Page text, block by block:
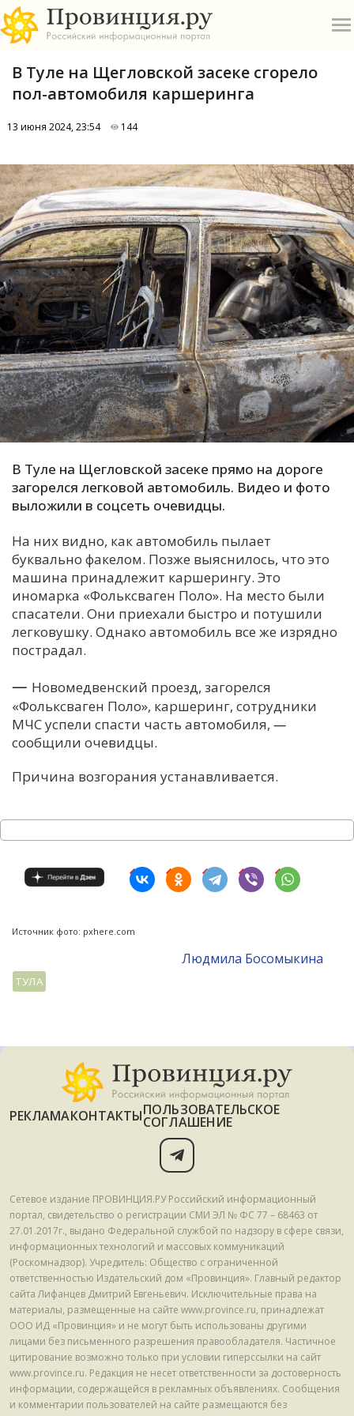
А
Б
В
Е
И
К
М
О
П
Р
С
Т
У
Х
Ч
В Туле на Щегловской засеке сгорело
пол-автомобиля каршеринга
13 июня 2024, 23:54 144
В Туле на Щегловской засеке прямо на дороге
загорелся легковой автомобиль. Видео и фото
выложили в соцсеть очевидцы.
На них видно, как автомобиль пылает
буквально факелом. Позже выяснилось, что это
машина принадлежит каршерингу. Это
иномарка «Фольксваген Поло». На место были
спасатели. Они приехали быстро и потушили
легковушку. Однако автомобиль все же изрядно
пострадал.
— Новомедвенский проезд, загорелся
«Фольксваген Поло», каршеринг, сотрудники
МЧС успели спасти часть автомобиля, —
сообщили очевидцы.
Причина возгорания устанавливается.
Источник фото: pxhere.com
Людмила Босомыкина
ТУЛА
РЕКЛАМАКОНТАКТЫПОЛЬЗОВАТЕЛЬСКОЕ
СОГЛАШЕНИЕ
Сетевое издание ПРОВИНЦИЯ.РУ Российский информационный
портал, свидетельство о регистрации СМИ ЭЛ № ФС 77 – 68463 от
27.01.2017г., выдано Федеральной службой по надзору в сфере связи,
информационных технологий и массовых коммуникаций
(Роскомнадзор). Учредитель: Общество с ограниченной
ответственностью Издательский дом «Провинция». Главный редактор
сайта Лифанцев Дмитрий Евгеньевич. Исключительные права на
материалы, размещенные на сайте www.province.ru, принадлежат
ООО ИД «Провинция» и не могут быть использованы другими
лицами без письменного разрешения правообладателя. Частичное
цитирование возможно только при условии гиперссылки на сайт
www.province.ru. Редакция не несет ответственности за достоверность
информации, содержащейся в рекламных объявлениях. Сообщения
и комментарии пользователей на сайте размещаются без